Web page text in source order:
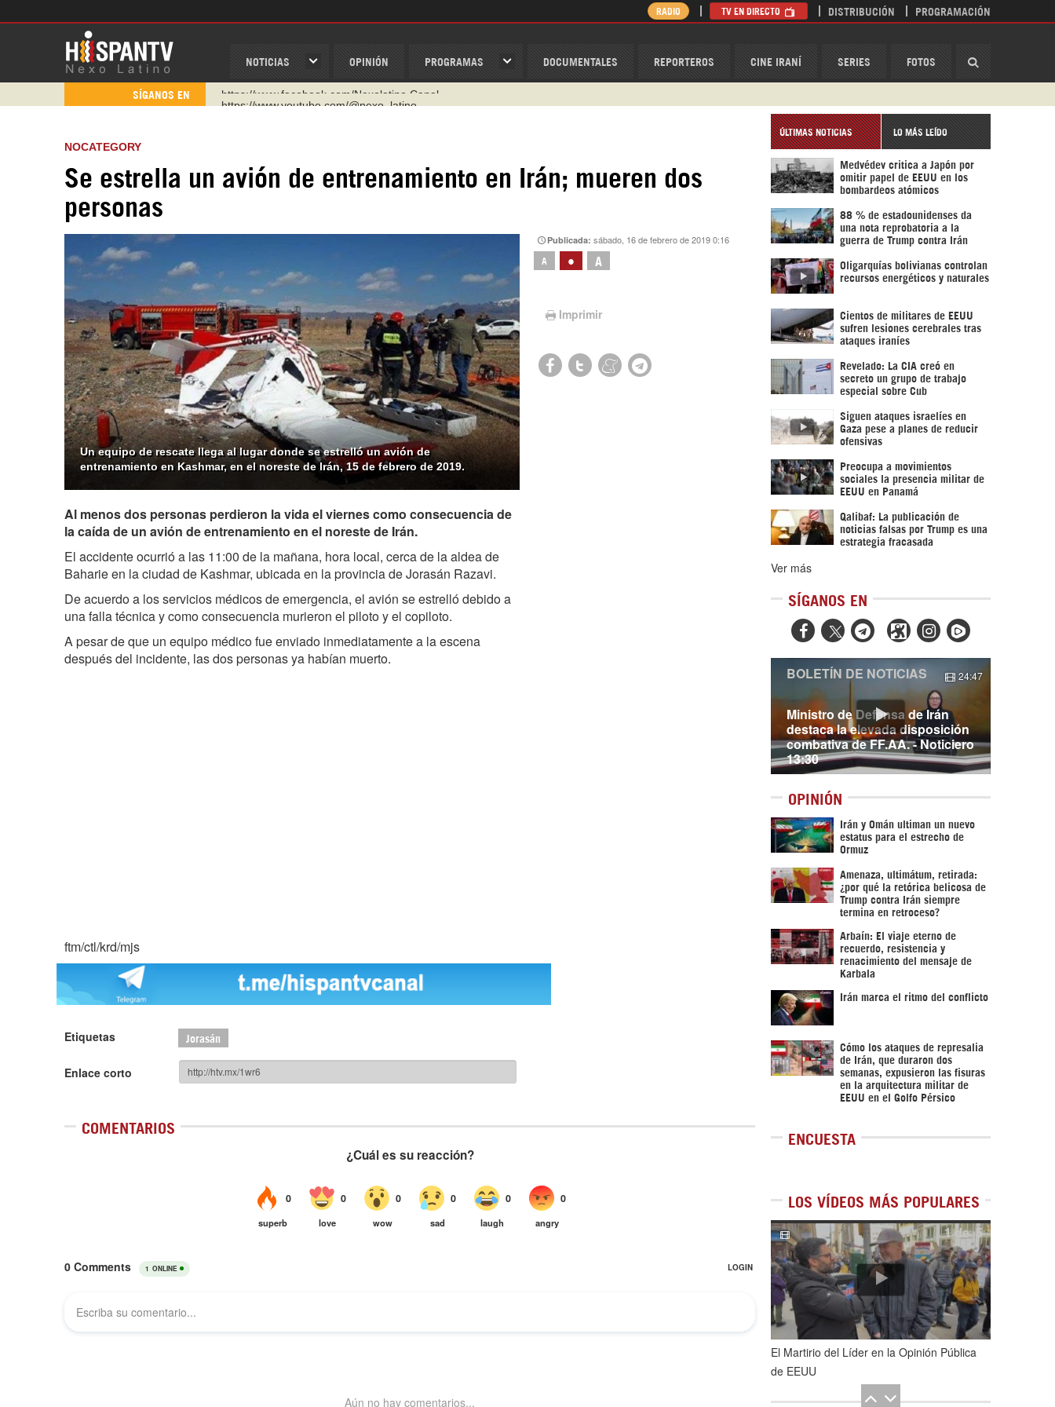
NOTICIAS OPINIÓN PROGRAMAS DOCUMENTALES REPORTEROS CINE IRANÍ SERIES FOTOS
RADIO TV EN DIRECTO DISTRIBUCIÓN PROGRAMACIÓN
SÍGANOS EN
https://www.youtube.com/@nexo_latino
https://urmedium.com/c/hispantv
WhatsApp y Viber: +98 921 79 29 404
https://www.facebook.com/Nexolatino.Canal
NOCATEGORY
Se estrella un avión de entrenamiento en Irán; mueren dos
personas
Un equipo de rescate llega al lugar donde se estrelló un avión de
entrenamiento en Kashmar, en el noreste de Irán, 15 de febrero de 2019.
Publicada:sábado, 16 de febrero de 2019 0:16
A • A
Imprimir
Al menos dos personas perdieron la vida el viernes como consecuencia de
la caída de un avión de entrenamiento en el noreste de Irán.
El accidente ocurrió a las 11:00 de la mañana, hora local, cerca de la aldea de
Baharie en la ciudad de Kashmar, ubicada en la provincia de Jorasán Razavi.
De acuerdo a los servicios médicos de emergencia, el avión se estrelló debido a
una falla técnica y como consecuencia murieron el piloto y el copiloto.
A pesar de que un equipo médico fue enviado inmediatamente a la escena
después del incidente, las dos personas ya habían muerto.
ftm/ctl/krd/mjs
Etiquetas Jorasán
Enlace corto
COMENTARIOS
ÚLTIMAS NOTICIAS LO MÁS LEÍDO
Medvédev critica a Japón por
omitir papel de EEUU en los
bombardeos atómicos
88 % de estadounidenses da
una nota reprobatoria a la
guerra de Trump contra Irán
Oligarquías bolivianas controlan
recursos energéticos y naturales
Cientos de militares de EEUU
sufren lesiones cerebrales tras
ataques iraníes
Revelado: La CIA creó en
secreto un grupo de trabajo
especial sobre Cub
Siguen ataques israelíes en
Gaza pese a planes de reducir
ofensivas
Preocupa a movimientos
sociales la presencia militar de
EEUU en Panamá
Qalibaf: La publicación de
noticias falsas por Trump es una
estrategia fracasada
Ver más
SÍGANOS EN
  
Ministro de Defensa de Irán
destaca la elevada disposición
combativa de FF.AA. - Noticiero
13:30
BOLETÍN DE NOTICIAS 24:47
OPINIÓN
Irán y Omán ultiman un nuevo
estatus para el estrecho de
Ormuz
Amenaza, ultimátum, retirada:
¿por qué la retórica belicosa de
Trump contra Irán siempre
termina en retroceso?
Arbaín: El viaje eterno de
recuerdo, resistencia y
renacimiento del mensaje de
Karbala
Irán marca el ritmo del conflicto
Cómo los ataques de represalia
de Irán, que duraron dos
semanas, expusieron las fisuras
en la arquitectura militar de
EEUU en el Golfo Pérsico
ENCUESTA
LOS VÍDEOS MÁS POPULARES
1de5
El Martirio del Líder en la Opinión Pública
de EEUU